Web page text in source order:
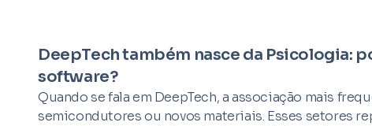
DeepTech também nasce da Psicologia:
software?
Quando se fala em DeepTech, a associação mais
semicondutores ou novos materiais. Esses setores